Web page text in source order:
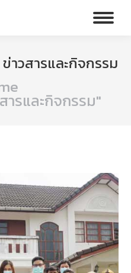
ข่าวสารและกิจกรรม
ารและกิจกรรม"